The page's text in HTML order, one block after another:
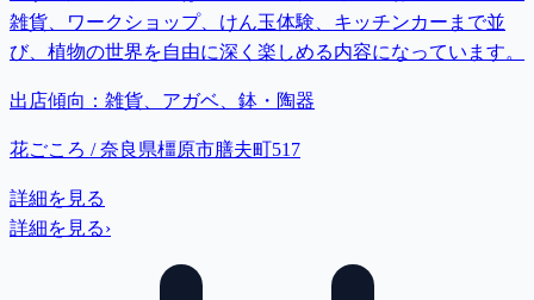
雑貨、ワークショップ、けん玉体験、キッチンカーまで並
び、植物の世界を自由に深く楽しめる内容になっています。
出店傾向： 雑貨、アガベ、鉢・陶器
花ごころ / 奈良県橿原市膳夫町517
詳細を見る
詳細を見る›